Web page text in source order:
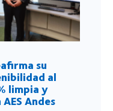
su
al
limpia y
Andes